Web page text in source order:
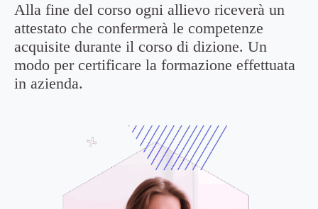
Alla fine del corso ogni allievo riceverà un
attestato che confermerà le competenze
acquisite durante il corso di dizione. Un
modo per certificare la formazione effettuata
in azienda.